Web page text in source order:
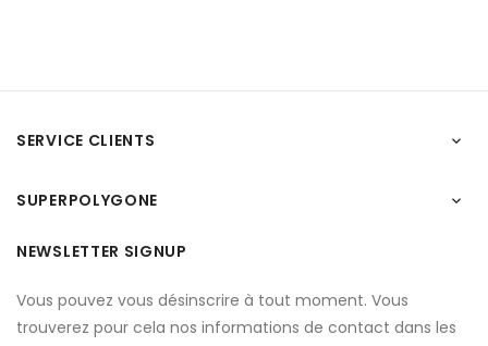
SERVICE CLIENTS 
SUPERPOLYGONE 
NEWSLETTER SIGNUP
Vous pouvez vous désinscrire à tout moment. Vous
trouverez pour cela nos informations de contact dans les